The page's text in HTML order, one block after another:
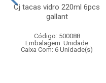
Cj tacas vidro 220ml 6pcs
gallant
Código: 500088
Embalagem: Unidade
Caixa Com: 6 Unidade(s)